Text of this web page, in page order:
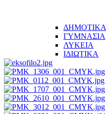
ΔΗΜΟΤΙΚΑ
ΓΥΜΝΑΣΙΑ
ΛΥΚΕΙΑ
ΙΔΙΩΤΙΚΑ